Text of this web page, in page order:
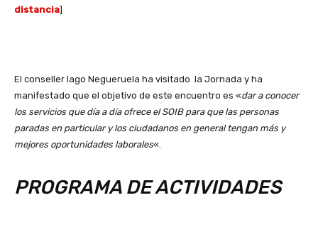
distancia]
El conseller Iago Negueruela ha visitado la Jornada y ha
manifestado que el objetivo de este encuentro es «dar a conocer
los servicios que día a día ofrece el SOIB para que las personas
paradas en particular y los ciudadanos en general tengan más y
mejores oportunidades laborales«.
PROGRAMA DE ACTIVIDADES